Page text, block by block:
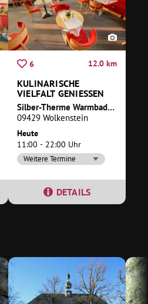
6 12.0 km
KULINARISCHE
VIELFALT GENIESSEN
Silber-Therme Warmbad Wolkenstein
09429 Wolkenstein
Heute
11:00 - 22:00 Uhr
Weitere Termine
DETAILS